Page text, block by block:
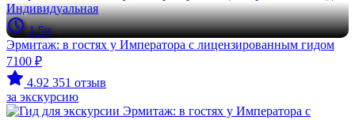
Индивидуальная
1.5ч
Эрмитаж: в гостях у Императора с лицензированным гидом
7100 ₽
4.92 351 отзыв
за экскурсию